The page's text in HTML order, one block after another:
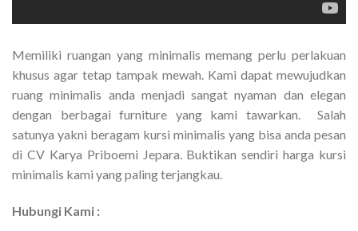
Memiliki ruangan yang minimalis memang perlu perlakuan
khusus agar tetap tampak mewah. Kami dapat mewujudkan
ruang minimalis anda menjadi sangat nyaman dan elegan
dengan berbagai furniture yang kami tawarkan. Salah
satunya yakni beragam kursi minimalis yang bisa anda pesan
di CV Karya Priboemi Jepara. Buktikan sendiri harga kursi
minimalis kami yang paling terjangkau.
Hubungi Kami :